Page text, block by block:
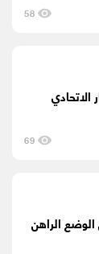
58
69
الراهن